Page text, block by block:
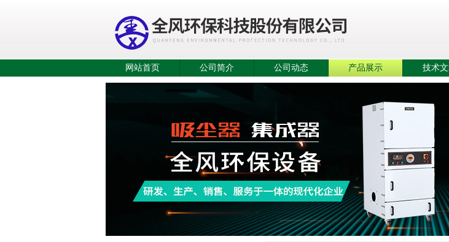
网站首页 公司简介 公司动态 产品展示 技术